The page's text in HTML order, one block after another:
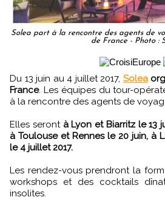
Solea part à la rencontre des agents de
de France - Photo :
Du 13 juin au 4 juillet 2017, Solea
France. Les équipes du tour-
à la rencontre des agents de
Elles seront à Lyon et Biarritz le 13
à Toulouse et Rennes le 20 juin, à
le 4 juillet 2017.
Les rendez-vous prendront la
workshops et des cocktails
insolites.